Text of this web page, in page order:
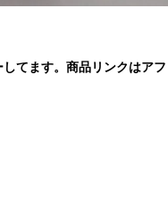
てます。商品リンクはアフ